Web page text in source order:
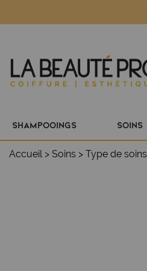
SHAMPOOINGS SOINS
Accueil > Soins > Type de soins